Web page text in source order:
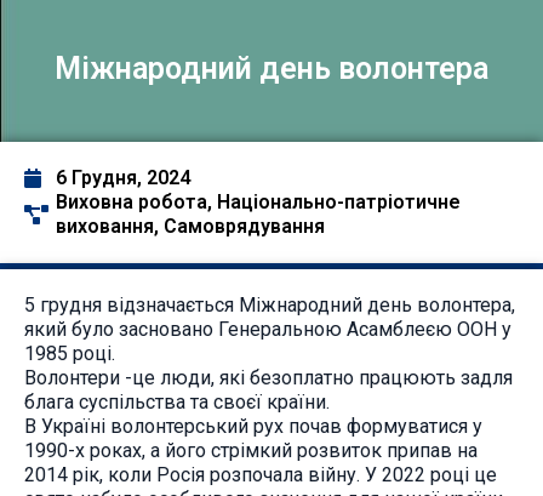
Міжнародний день волонтера
6 Грудня, 2024
Виховна робота, Національно-патріотичне
виховання, Самоврядування
5 грудня відзначається Міжнародний день волонтера,
який було засновано Генеральною Асамблеєю ООН у
1985 році.
Волонтери -це люди, які безоплатно працюють задля
блага суспільства та своєї країни.
В Україні волонтерський рух почав формуватися у
1990-х роках, а його стрімкий розвиток припав на
2014 рік, коли Росія розпочала війну. У 2022 році це